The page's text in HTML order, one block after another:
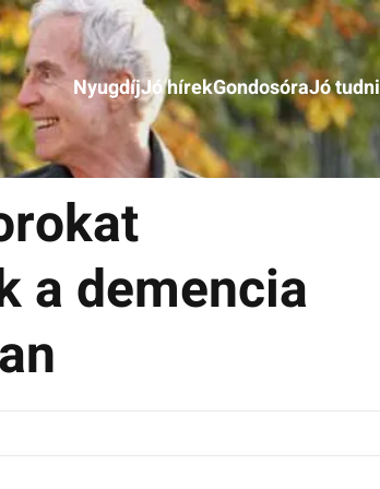
NyugdíjJó hírekGondosóraJó tudni
a demencia